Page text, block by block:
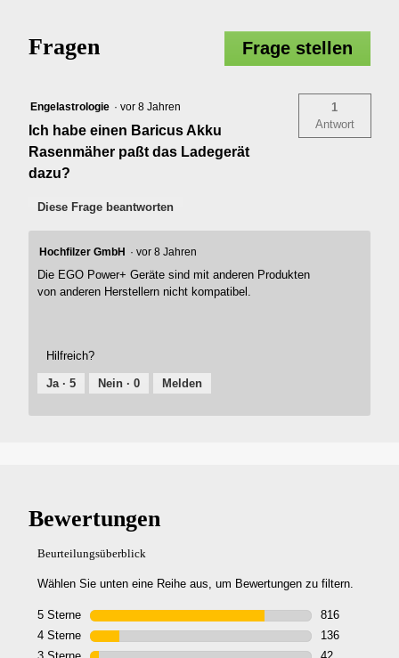
Fragen Frage stellen
Engelastrologie · vor 8 Jahren
Ich habe einen Baricus Akku
Rasenmäher paßt das Ladegerät
dazu?
1
Antwort
Diese Frage beantworten
Hochfilzer GmbH · vor 8 Jahren
Die EGO Power+ Geräte sind mit anderen Produkten
von anderen Herstellern nicht kompatibel.
Hilfreich?
Ja ·5 Nein ·0 Melden